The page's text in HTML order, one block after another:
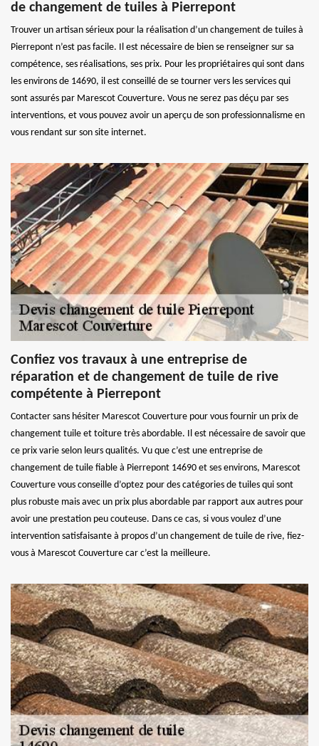
de changement de tuiles à Pierrepont
Trouver un artisan sérieux pour la réalisation d’un changement de tuiles à
Pierrepont n’est pas facile. Il est nécessaire de bien se renseigner sur sa
compétence, ses réalisations, ses prix. Pour les propriétaires qui sont dans
les environs de 14690, il est conseillé de se tourner vers les services qui
sont assurés par Marescot Couverture. Vous ne serez pas déçu par ses
interventions, et vous pouvez avoir un aperçu de son professionnalisme en
vous rendant sur son site internet.
Confiez vos travaux à une entreprise de
réparation et de changement de tuile de rive
compétente à Pierrepont
Contacter sans hésiter Marescot Couverture pour vous fournir un prix de
changement tuile et toiture très abordable. Il est nécessaire de savoir que
ce prix varie selon leurs qualités. Vu que c’est une entreprise de
changement de tuile fiable à Pierrepont 14690 et ses environs, Marescot
Couverture vous conseille d’optez pour des catégories de tuiles qui sont
plus robuste mais avec un prix plus abordable par rapport aux autres pour
avoir une prestation peu couteuse. Dans ce cas, si vous voulez d’une
intervention satisfaisante à propos d’un changement de tuile de rive, fiez-
vous à Marescot Couverture car c’est la meilleure.